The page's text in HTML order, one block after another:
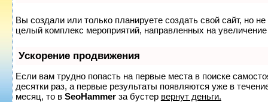
Вы создали или только планируете создать свой сайт, но
целый комплекс мероприятий, направленных на
Ускорение продвижения
Если вам трудно попасть на первые места в поиске
десятки раз, а первые результаты появляются уже в
месяц, то в SeoHammerза бустер вернут деньги.